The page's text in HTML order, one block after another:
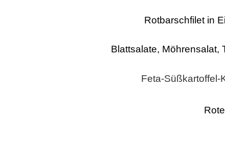
Rotbarschfilet in
Blattsalate, Möhrensalat,
Feta-Süßkartoffel-